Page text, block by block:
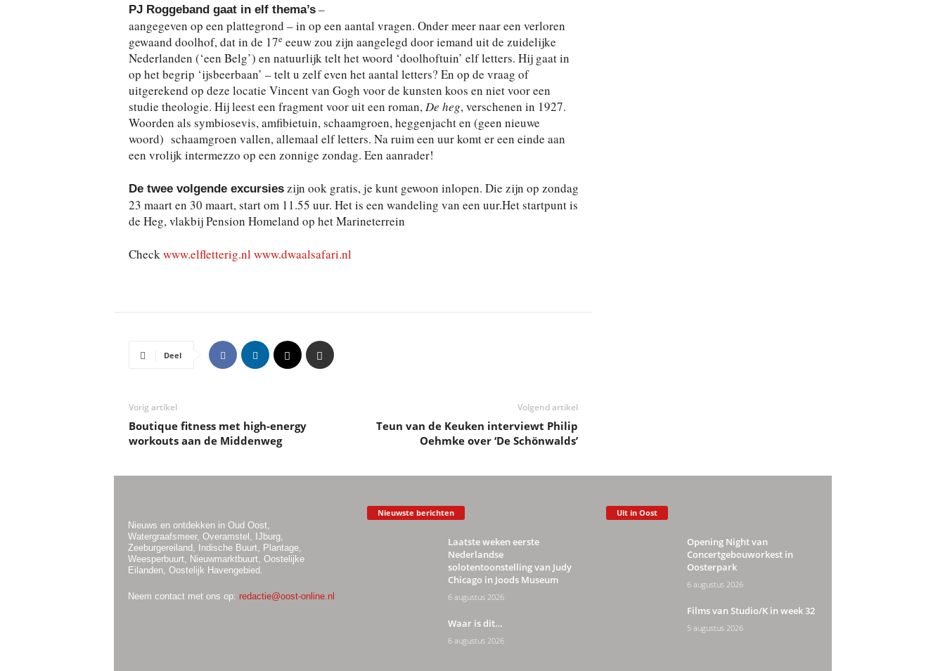
PJ Roggeband gaat in elf thema’s–
aangegeven op een plattegrond – in op een aantal vragen. Onder meer naar een verloren
gewaand doolhof, dat in de 17e eeuw zou zijn aangelegd door iemand uit de zuidelijke
Nederlanden (‘een Belg’) en natuurlijk telt het woord ‘doolhoftuin’ elf letters. Hij gaat in
op het begrip ‘ijsbeerbaan’ – telt u zelf even het aantal letters? En op de vraag of
uitgerekend op deze locatie Vincent van Gogh voor de kunsten koos en niet voor een
studie theologie. Hij leest een fragment voor uit een roman,De heg, verschenen in 1927.
Woorden als symbiosevis, amfibietuin, schaamgroen, heggenjacht en (geen nieuwe
woord) schaamgroen vallen, allemaal elf letters. Na ruim een uur komt er een einde aan
een vrolijk intermezzo op een zonnige zondag. Een aanrader!
De twee volgende excursieszijn ook gratis, je kunt gewoon inlopen. Die zijn op zondag
23 maart en 30 maart, start om 11.55 uur. Het is een wandeling van een uur.Het startpunt is
de Heg, vlakbij Pension Homeland op het Marineterrein
Checkwww.elfletterig.nl www.dwaalsafari.nl
Deel
Vorig artikel
Boutique fitness met high-energy
workouts aan de Middenweg
Volgend artikel
Teun van de Keuken interviewt Philip
Oehmke over ‘De Schönwalds’
Nieuws en ontdekken in Oud Oost,
Watergraafsmeer, Overamstel, IJburg,
Zeeburgereiland, Indische Buurt, Plantage,
Weesperbuurt, Nieuwmarktbuurt, Oostelijke
Eilanden, Oostelijk Havengebied.
Neem contact met ons op: redactie@oost-online.nl
Nieuwste berichten
Laatste weken eerste
Nederlandse
solotentoonstelling van Judy
Chicago in Joods Museum
6 augustus 2026
Waar is dit…
6 augustus 2026
Uit in Oost
Opening Night van
Concertgebouworkest in
Oosterpark
6 augustus 2026
Films van Studio/K in week 32
5 augustus 2026